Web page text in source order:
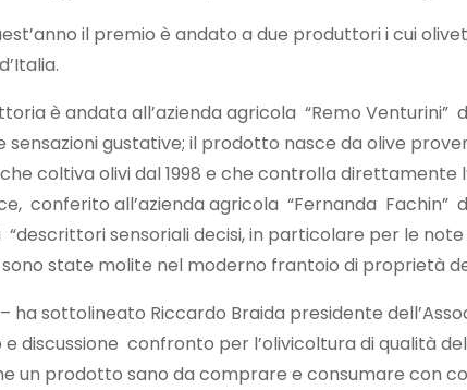
il premio è andato a due produttori i cui
è andata all’azienda agricola “Remo Venturini”
gustative; il prodotto nasce da olive
coltiva olivi dal 1998 e che controlla
conferito all’azienda agricola “Fernanda Fachin”
sensoriali decisi, in particolare per le
state molite nel moderno frantoio di proprietà
ha sottolineato Riccardo Braida presidente
confronto per l’olivicoltura di qualità
un prodotto sano da comprare e consumare con